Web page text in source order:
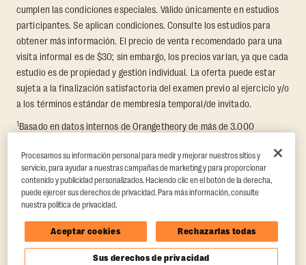
cumplen las condiciones especiales. Válido únicamente en estudios
participantes. Se aplican condiciones. Consulte los estudios para
obtener más información. El precio de venta recomendado para una
visita informal es de $30; sin embargo, los precios varían, ya que cada
estudio es de propiedad y gestión individual. La oferta puede estar
sujeta a la finalización satisfactoria del examen previo al ejercicio y/o
a los términos estándar de membresía temporal/de invitado.
1Basado en datos internos de Orangetheory de más de 3.000
semanas, en el que se midió la pérdida promedio de grasa y el
aumento de masa muscular libre de grasa. Respaldado por hallazgos
de terceros en Quindry et al., 2021: “Physiologic and Psychologic
Responses to a High Intensity Functional Training Program.”
Exercise Physiology Online, 24(2), 79–91.
Procesamos su información personal para medir y mejorar nuestros sitios y
servicio, para ayudar a nuestras campañas de marketing y para proporcionar
contenido y publicidad personalizados. Haciendo clic en el botón de la derecha,
puede ejercer sus derechos de privacidad. Para más información, consulte
nuestra política de privacidad.
Aceptar cookies Rechazarlas todas
Sus derechos de privacidad